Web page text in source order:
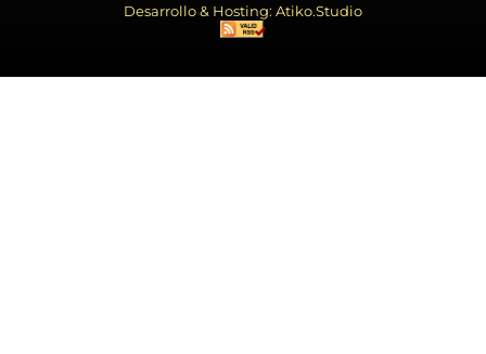
Desarrollo & Hosting: Atiko.Studio